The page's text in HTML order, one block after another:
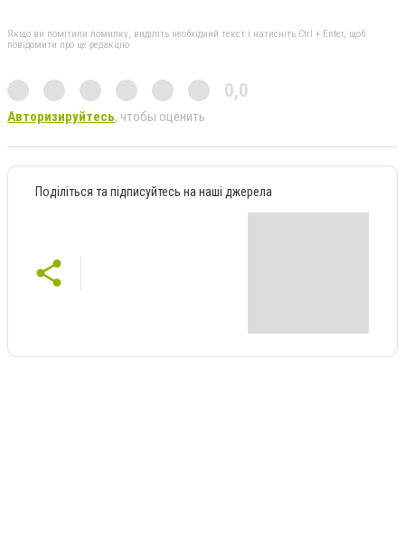
Якщо ви помітили помилку, виділіть необхідний текст і натисніть Ctrl + Enter, щоб
повідомити про це редакцію
0,0
Авторизируйтесь, чтобы оценить
Поділіться та підписуйтесь на наші джерела